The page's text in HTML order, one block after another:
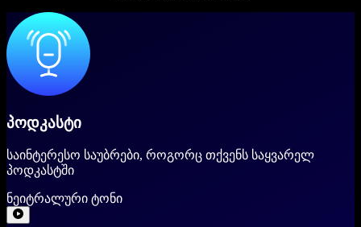
პოდკასტი
საინტერესო საუბრები, როგორც თქვენს საყვარელ
პოდკასტში
ნეიტრალური ტონი